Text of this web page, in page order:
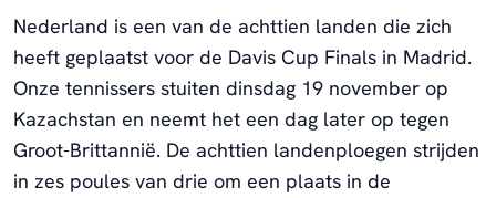
Nederland is een van de achttien landen die zich
heeft geplaatst voor de Davis Cup Finals in Madrid.
Onze tennissers stuiten dinsdag 19 november op
Kazachstan en neemt het een dag later op tegen
Groot-Brittannië. De achttien landenploegen strijden
in zes poules van drie om een plaats in de